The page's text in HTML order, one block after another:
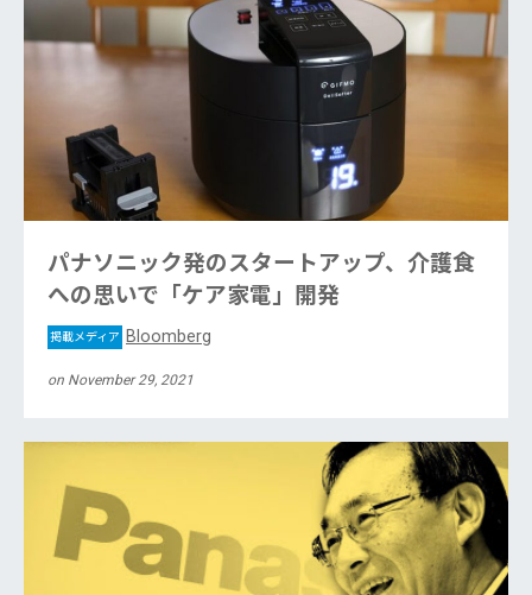
パナソニック発のスタートアップ、介護食
への思いで「ケア家電」開発
掲載メディア Bloomberg
on November 29, 2021